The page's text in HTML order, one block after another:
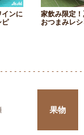
インに
ピ
家飲み限定
おつまみレ
果物